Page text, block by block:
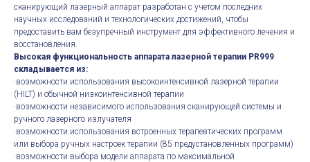
сканирующий лазерный аппарат разработан с учетом последних
научных исследований и технологических достижений, чтобы
предоставить вам безупречный инструмент для эффективного лечения и
восстановления.
Высокая функциональность аппарата лазерной терапии PR999
складывается из:
·возможности использования высокоинтенсивной лазерной терапии
(HILT) и обычной низкоинтенсивной терапии
·возможности независимого использования сканирующей системы и
ручного лазерного излучателя
·возможности использования встроенных терапевтических программ
или выбора ручных настроек терапии (85 предустановленных программ)
·возможности выбора модели аппарата по максимальной